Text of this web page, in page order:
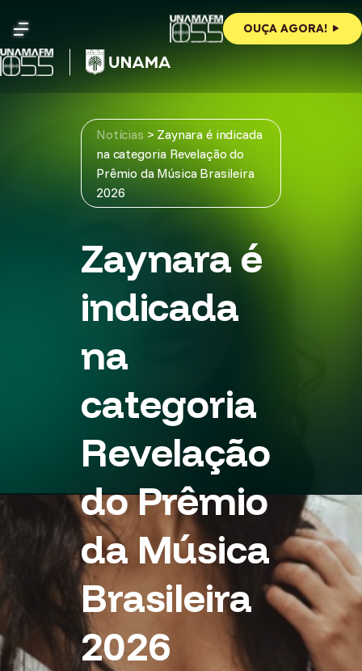
content
OUÇA AGORA!
Notícias > Zaynara é indicada
na categoria Revelação do
Prêmio da Música Brasileira
2026
Zaynara é
indicada
na
categoria
Revelação
do Prêmio
da Música
Brasileira
2026